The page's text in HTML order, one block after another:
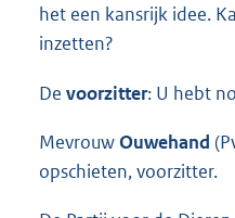
het een kansrijk idee.
inzetten?
De voorzitter: U hebt
MevrouwOuwehand
opschieten, voorzitter.